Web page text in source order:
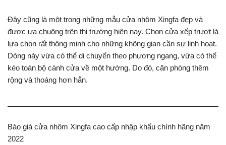
Đây cũng là một trong những mẫu cửa nhôm Xingfa đẹp và
được ưa chuộng trên thị trường hiện nay. Chọn cửa xếp trượt là
lựa chọn rất thông minh cho những không gian cần sự linh hoạt.
Dòng này vừa có thể di chuyển theo phương ngang, vừa có thể
kéo toàn bộ cánh cửa về một hướng. Do đó, căn phòng thêm
rộng và thoáng hơn hẳn.
Báo giá cửa nhôm Xingfa cao cấp nhập khẩu chính hãng năm
2022